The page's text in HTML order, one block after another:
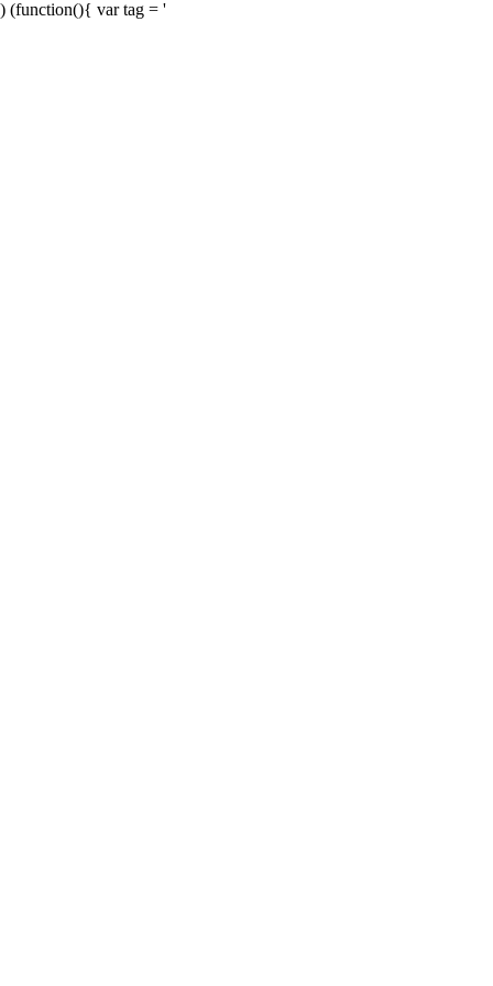
) (function(){ var tag = '